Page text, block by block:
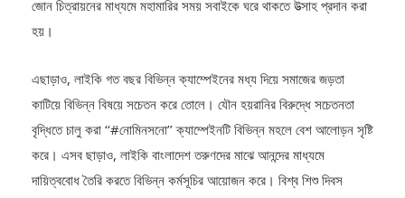
হ্যাশট্যাগ চ্যালেঞ্জ সংক্রান্ত উদ্যোগ ছিল, যেখানে একটি জনপ্রিয় গেমে সেফ
জোন চিত্রায়নের মাধ্যমে মহামারির সময় সবাইকে ঘরে থাকতে উত্সাহ প্রদান করা
এছাড়াও, লাইকি গত বছর বিভিন্ন ক্যাম্পেইনের মধ্য দিয়ে সমাজের জড়তা
কাটিয়ে বিভিন্ন বিষয়ে সচেতন করে তোলে। যৌন হয়রানির বিরুদ্ধে সচেতনতা
বৃদ্ধিতে চালু করা ‘‘#নোমিনসনো’’ ক্যাম্পেইনটি বিভিন্ন মহলে বেশ আলোড়ন সৃষ্টি
করে। এসব ছাড়াও, লাইকি বাংলাদেশ তরুণদের মাঝে আনন্দের মাধ্যমে